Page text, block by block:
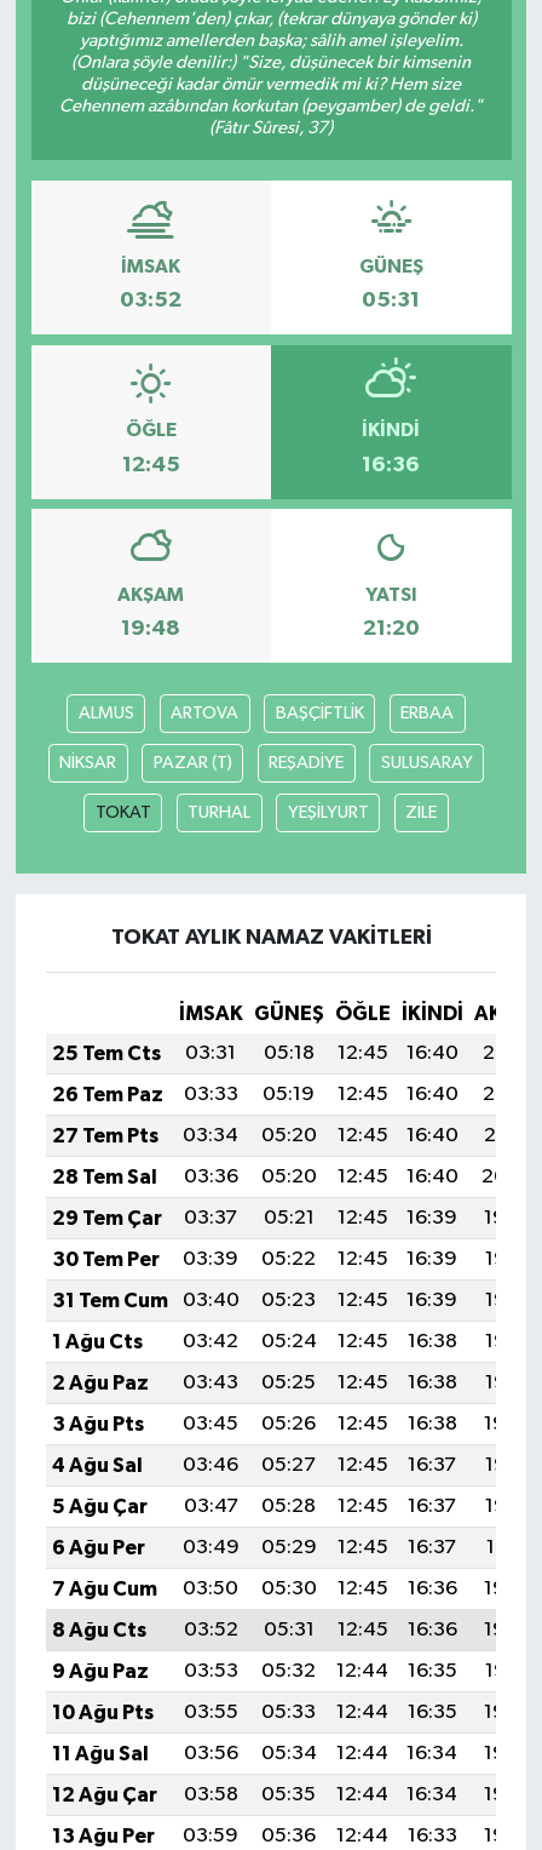
bizi (Cehennem'den) çıkar, (tekrar dünyaya gönder ki)
yaptığımız amellerden başka; sâlih amel işleyelim.
(Onlara şöyle denilir:) "Size, düşünecek bir kimsenin
düşüneceği kadar ömür vermedik mi ki? Hem size
Cehennem azâbından korkutan (peygamber) de geldi."
(Fâtır Sûresi, 37)
İMSAK
03:52
GÜNEŞ
05:31
ÖĞLE
12:45
İKINDI
16:36
AKŞAM
19:48
YATSI
21:20
ALMUS ARTOVA BAŞÇİFTLİK ERBAA
NİKSAR PAZAR (T) REŞADİYE SULUSARAY
TOKAT TURHAL YEŞİLYURT ZİLE
TOKAT AYLIK NAMAZ VAKITLERI
İMSAK GÜNEŞ ÖĞLE İKINDI
25 Tem Cts
03:31 05:18 12:45 16:40
20:03
26 Tem Paz
03:33 05:19 12:45 16:40
20:02
27 Tem Pts
03:34 05:20 12:45 16:40
20:01
28 Tem Sal
03:36 05:20 12:45 16:40
20:00
29 Tem Çar
03:37 05:21 12:45 16:39
19:59
30 Tem Per
03:39 05:22 12:45 16:39
19:58
31 Tem Cum
03:40 05:23 12:45 16:39
19:57
1 Ağu Cts
03:42 05:24 12:45 16:38
19:56
2 Ağu Paz
03:43 05:25 12:45 16:38
19:55
3 Ağu Pts
03:45 05:26 12:45 16:38
19:54
4 Ağu Sal
03:46 05:27 12:45 16:37
19:53
5 Ağu Çar
03:47 05:28 12:45 16:37
19:52
6 Ağu Per
03:49 05:29 12:45 16:37
19:51
7 Ağu Cum
03:50 05:30 12:45 16:36
19:49
8 Ağu Cts
03:52 05:31 12:45 16:36
19:48
9 Ağu Paz
03:53 05:32 12:44 16:35
19:47
10 Ağu Pts
03:55 05:33 12:44 16:35
19:46
11 Ağu Sal
03:56 05:34 12:44 16:34
19:45
12 Ağu Çar
03:58 05:35 12:44 16:34
19:43
13 Ağu Per
03:59 05:36 12:44 16:33
19:42
Gayrimenkul
Spor
Eğitim